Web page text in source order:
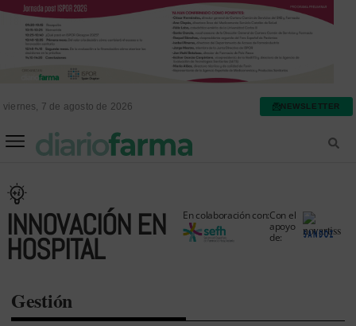
viernes, 7 de agosto de 2026 NEWSLETTER
INNOVACIÓN EN
HOSPITAL
En colaboración con:Con el
apoyo
de:
Gestión